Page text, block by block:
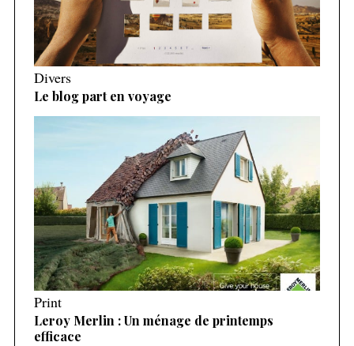
Divers
Le blog part en voyage
Print
Leroy Merlin : Un ménage de printemps
efficace